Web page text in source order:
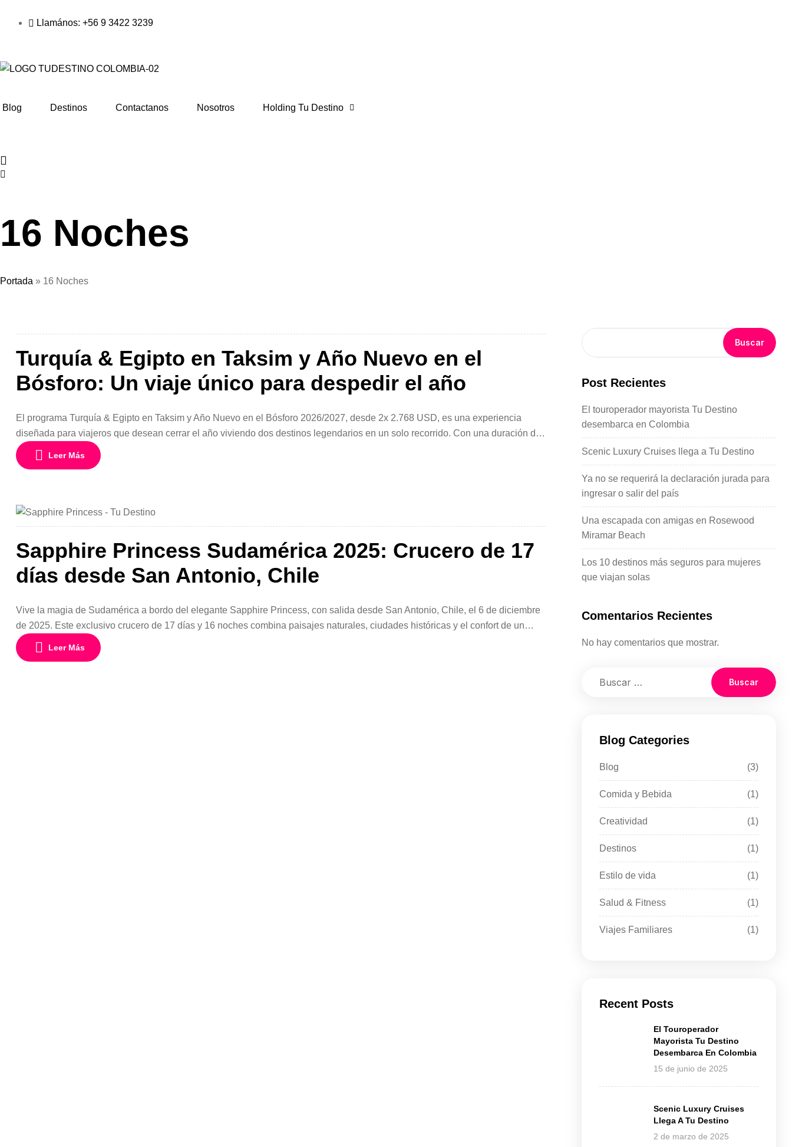
Llamános: +56 9 3422 3239
Blog Destinos Contactanos Nosotros Holding Tu Destino
16 Noches
Portada » 16 Noches
Turquía & Egipto en Taksim y Año Nuevo en el
Bósforo: Un viaje único para despedir el año
El programa Turquía & Egipto en Taksim y Año Nuevo en el Bósforo 2026/2027, desde 2x 2.768 USD, es una experiencia
diseñada para viajeros que desean cerrar el año viviendo dos destinos legendarios en un solo recorrido. Con una duración de
17 días y 16 noches y salida especial el 30 de diciembre, este circuito […]
Leer Más
Sapphire Princess Sudamérica 2025: Crucero de 17
días desde San Antonio, Chile
Vive la magia de Sudamérica a bordo del elegante Sapphire Princess, con salida desde San Antonio, Chile, el 6 de diciembre
de 2025. Este exclusivo crucero de 17 días y 16 noches combina paisajes naturales, ciudades históricas y el confort de un
hotel flotante de lujo, con tarifas desde USD 2.239 por persona en acomodación […]
Leer Más
Buscar
Post Recientes
El touroperador mayorista Tu Destino
desembarca en Colombia
Scenic Luxury Cruises llega a Tu Destino
Ya no se requerirá la declaración jurada para
ingresar o salir del país
Una escapada con amigas en Rosewood
Miramar Beach
Los 10 destinos más seguros para mujeres
que viajan solas
Comentarios Recientes
No hay comentarios que mostrar.
Blog Categories
Blog (3)
Comida y Bebida (1)
Creatividad (1)
Destinos (1)
Estilo de vida (1)
Salud & Fitness (1)
Viajes Familiares (1)
Recent Posts
15 de junio de 2025
El Touroperador
Mayorista Tu Destino
Desembarca En Colombia
2 de marzo de 2025
Scenic Luxury Cruises
Llega A Tu Destino